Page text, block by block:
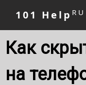
101 Help RU
Как
на